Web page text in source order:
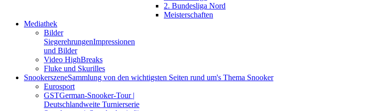
2. Bundesliga Nord
Meisterschaften
Mediathek
Bilder
SiegerehrungenImpressionen
und Bilder
Video HighBreaks
Fluke und Skurilles
SnookerszeneSammlung von den wichtigsten Seiten rund um's Thema Snooker
Eurosport
GSTGerman-Snooker-Tour |
Deutschlandweite Turnierserie